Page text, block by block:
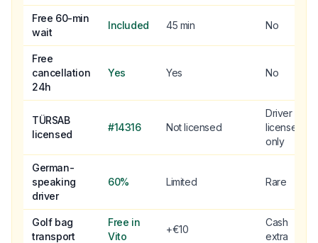
Free 60-min
wait
Included 45 min No
Free
cancellation
24h
Yes Yes No
TÜRSAB
licensed
#14316 Not licensed
Driver
license
only
German-
speaking
driver
60% Limited Rare
Golf bag
transport
Free in
Vito
+€10
Cash
extra